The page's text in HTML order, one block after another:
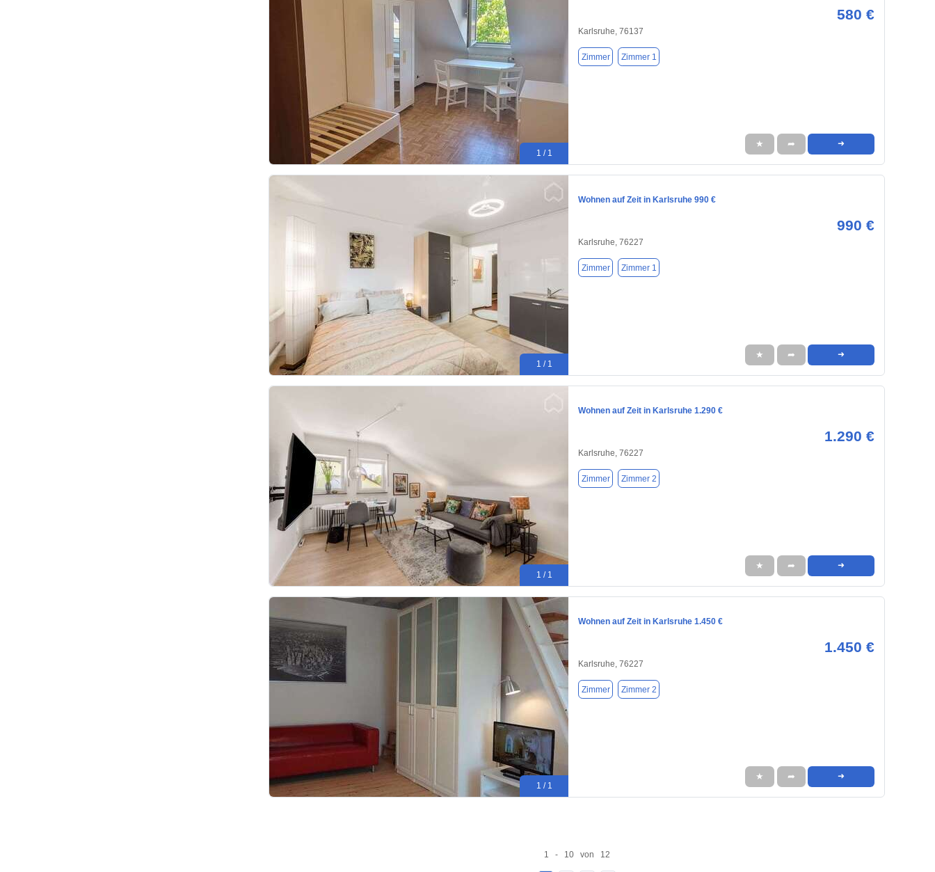
1 / 1
580 €
Karlsruhe, 76137
Zimmer Zimmer 1
★ ➦ ➜
1 / 1
Wohnen auf Zeit in Karlsruhe 990 €
990 €
Karlsruhe, 76227
Zimmer Zimmer 1
★ ➦ ➜
1 / 1
Wohnen auf Zeit in Karlsruhe 1.290 €
1.290 €
Karlsruhe, 76227
Zimmer Zimmer 2
★ ➦ ➜
1 / 1
Wohnen auf Zeit in Karlsruhe 1.450 €
1.450 €
Karlsruhe, 76227
Zimmer Zimmer 2
★ ➦ ➜
1 - 10 von 12